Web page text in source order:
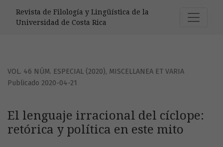
Revista de Filología y Lingüística de la
Universidad de Costa Rica
VOL. 46 NÚM. ESPECIAL (2020), MISCELLANEA ET VARIA
El lenguaje irracional del cíclope:
retórica y política en este mito
Publicado 2020-04-21